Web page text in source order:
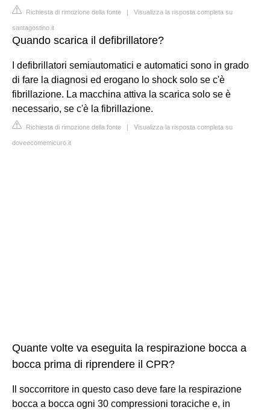
Richiesta di rimozione della fonte | Visualizza la risposta completa su
santagostino.it
Quando scarica il defibrillatore?
I defibrillatori semiautomatici e automatici sono in grado
di fare la diagnosi ed erogano lo shock solo se c'è
fibrillazione. La macchina attiva la scarica solo se è
necessario, se c'è la fibrillazione.
Richiesta di rimozione della fonte | Visualizza la risposta completa su
doveecomemicuro.it
Quante volte va eseguita la respirazione bocca a
bocca prima di riprendere il CPR?
Il soccorritore in questo caso deve fare la respirazione
bocca a bocca ogni 30 compressioni toraciche e, in